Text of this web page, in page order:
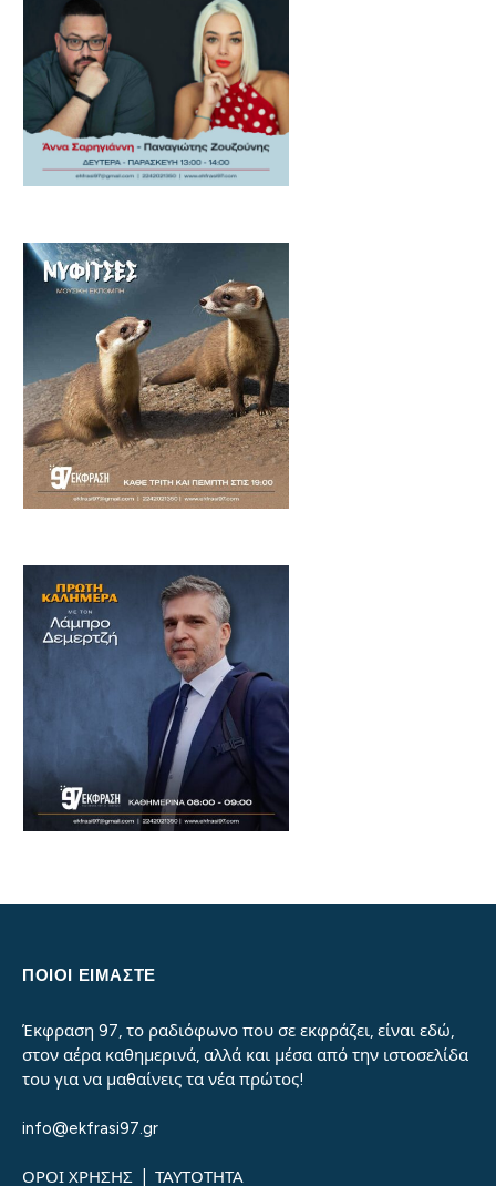
ΠΟΙΟΙ ΕΙΜΑΣΤΕ
Έκφραση 97, το ραδιόφωνο που σε εκφράζει, είναι εδώ,
στον αέρα καθημερινά, αλλά και μέσα από την ιστοσελίδα
του για να μαθαίνεις τα νέα πρώτος!
info@ekfrasi97.gr
ΟΡΟΙ ΧΡΗΣΗΣ ΤΑΥΤΟΤΗΤΑ